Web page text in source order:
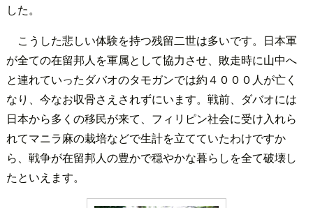
した。
こうした悲しい体験を持つ残留二世は多いです。日本軍
が全ての在留邦人を軍属として協力させ、敗走時に山中へ
と連れていったダバオのタモガンでは約４０００人が亡く
なり、今なお収骨さえされずにいます。戦前、ダバオには
日本から多くの移民が来て、フィリピン社会に受け入れら
れてマニラ麻の栽培などで生計を立てていたわけですか
ら、戦争が在留邦人の豊かで穏やかな暮らしを全て破壊し
たといえます。